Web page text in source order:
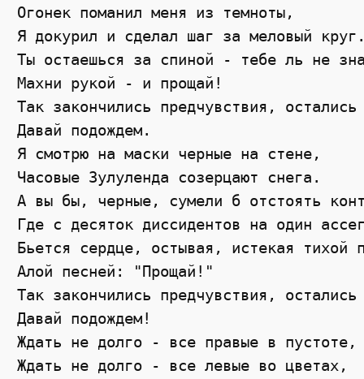
Огонек поманил меня из темноты,
Я докурил и сделал шаг за меловый
Ты остаешься за спиной - тебе ль не
Махни рукой - и прощай!
Так закончились предчувствия,
Давай подождем.
Я смотрю на маски черные на стене,
Часовые Зулуленда созерцают снега.
А вы бы, черные, сумели б отстоять
Где с десяток диссидентов на один
Бьется сердце, остывая, истекая тихой
Алой песней: "Прощай!"
Так закончились предчувствия,
Давай подождем!
Ждать не долго - все правые в пустоте,
Ждать не долго - все левые во цветах,